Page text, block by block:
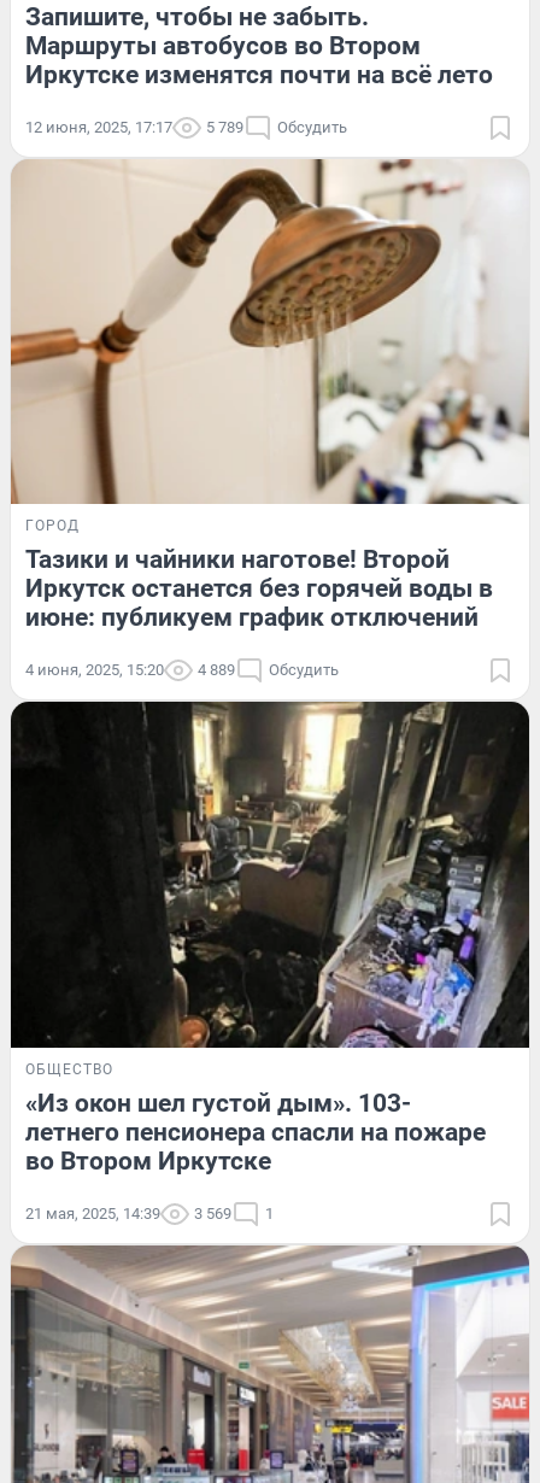
Запишите, чтобы не забыть.
Маршруты автобусов во Втором
Иркутске изменятся почти на всё лето
12 июня, 2025, 17:17 5 789 Обсудить
ГОРОД
Тазики и чайники наготове! Второй
Иркутск останется без горячей воды в
июне: публикуем график отключений
4 июня, 2025, 15:20 4 889 Обсудить
ОБЩЕСТВО
«Из окон шел густой дым». 103-
летнего пенсионера спасли на пожаре
во Втором Иркутске
21 мая, 2025, 14:39 3 569 1